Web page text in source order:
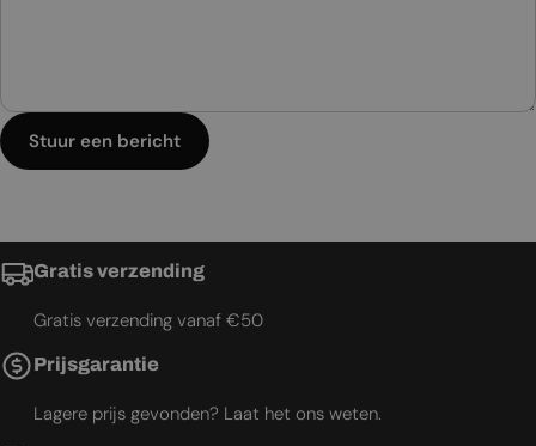
Stuur een bericht
Gratis verzending
Gratis verzending vanaf €50
Prijsgarantie
Lagere prijs gevonden? Laat het ons weten.